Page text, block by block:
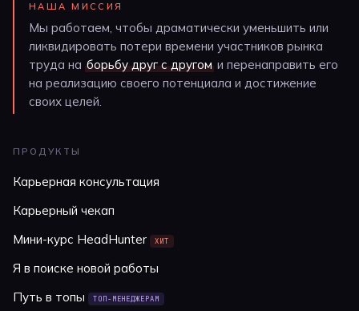
НАША МИССИЯ
Мы работаем, чтобы драматически уменьшить или
ликвидировать потери времени участников рынка
труда на борьбу друг с другом и перенаправить его
на реализацию своего потенциала и достижение
своих целей.
ПРОДУКТЫ
Карьерная консультация
Карьерный чекап
Мини-курс HeadHunter
ХИТ
Я в поиске новой работы
Путь в топы
ТОП-МЕНЕДЖЕРАМ